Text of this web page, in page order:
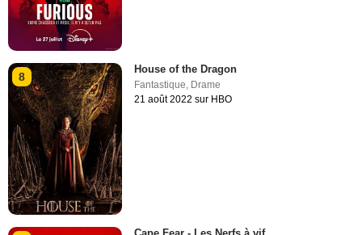
8
House of the Dragon
Fantastique Drame
21 août 2022 sur HBO